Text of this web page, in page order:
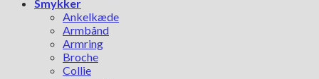
Smykker
Ankelkæde
Armbånd
Armring
Broche
Collie